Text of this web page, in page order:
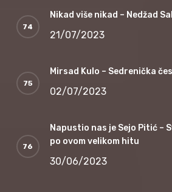
Nikad više nikad – Nedžad
21/07/2023
Mirsad Kulo – Sedrenička
02/07/2023
Napustio nas je Sejo Pitić –
po ovom velikom hitu
30/06/2023